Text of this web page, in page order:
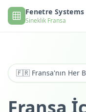
Fenetre Systems
Sineklik Fransa
🇫🇷 Fransa'nın Her